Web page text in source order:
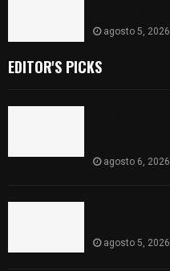
agosto 5, 2026
EDITOR'S PICKS
agosto 6, 2026
agosto 5, 2026